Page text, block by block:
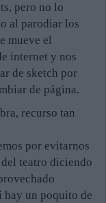
pero no lo
al parodiar los
mueve el
internet y nos
de sketch por
de página.
recurso tan
por evitarnos
teatro diciendo
hay un poquito de